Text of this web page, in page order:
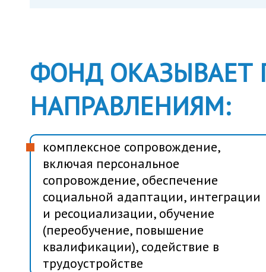
ФОНД
НАПРАВЛЕНИЯМ:
комплексное сопровождение,
включая персональное
сопровождение, обеспечение
социальной адаптации, интеграции
и ресоциализации, обучение
(переобучение, повышение
квалификации), содействие в
трудоустройстве